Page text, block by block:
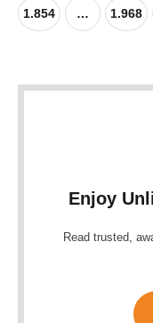
1.854 … 1.968
Enjoy
Read trusted,